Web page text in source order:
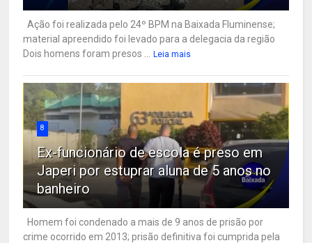
Ação foi realizada pelo 24º BPM na Baixada Fluminense;
material apreendido foi levado para a delegacia da região
Dois homens foram presos ...
Leia mais
8
Ex-funcionário de escola é preso em
Japeri por estuprar aluna de 5 anos no
banheiro
Homem foi condenado a mais de 9 anos de prisão por
crime ocorrido em 2013; prisão definitiva foi cumprida pela